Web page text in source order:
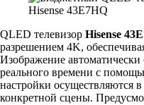
Hisense 43E7HQ
QLED телевизор Hisense
разрешением 4K,
Изображение
реального времени с
настройки осуществляются
конкретной сцены.